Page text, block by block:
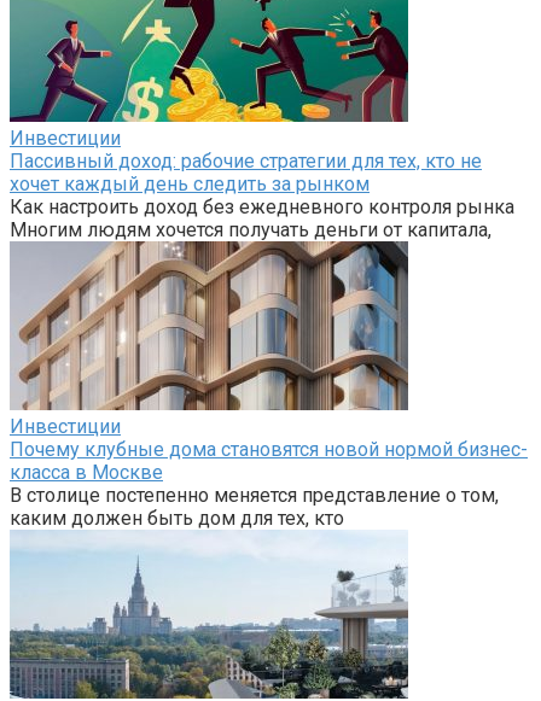
Инвестиции
Пассивный доход: рабочие стратегии для тех, кто не
хочет каждый день следить за рынком
Как настроить доход без ежедневного контроля рынка
Многим людям хочется получать деньги от капитала,
Инвестиции
Почему клубные дома становятся новой нормой бизнес-
класса в Москве
В столице постепенно меняется представление о том,
каким должен быть дом для тех, кто